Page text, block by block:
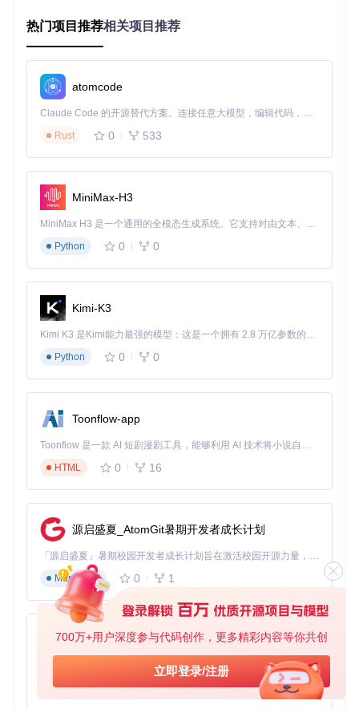
700万+用户深度参与代码创作，更多精彩内容等你共创
立即登录/注册
率
☆
★
性能表现
★★★★
3/5
适用场景
优势：与Windows系统深度集成，无需额外配置
局限：安全风险随时间急剧增加，2025年后将成为攻击目标
第三方模拟器：游戏玩家的优先选择
适用场景：以游戏娱乐为主的使用需求
优势：图形性能优化好，部分产品提供持续更新
局限：缺乏Google服务集成，企业应用兼容性差，商业版存在
订阅成本
WSABuilds：长期使用者的最佳选择
优势：基于官方WSA v2311.40000.5.0构建，保留原生兼容
性，提供每月安全更新
局限：需要基本的PowerShell操作能力，低配置设备可能需要
优化
💡 专家建议：对于企业用户和专业工作者，WSABuilds是唯一
能同时满足安全需求、功能完整性和长期支持的解决方案。其
【实施指南】WSABuilds部署的四阶段实操手
阶段一：环境预检（新手友好度：★★★★☆）
▶️ 系统兼容性检查
按下 Win + R ，输入 winver确认系统版本（需Windows 1
0 2004+或Windows 11）
检查CPU是否支持虚拟化技术：任务管理器→性能→CPU
热门项目推荐相关项目推荐
atomcode
Claude Code 的开源替代方案。连接任意大模型，编辑代码，运行命令，自动验证 — 全自动执行。用 Rust 构建，极致性能。 ｜ An open-source alternative to Claude Code. Connect any LLM, edit code, run commands, and verify changes — autonomously. Built in Rust for speed. Get Started
Rust
0 533
MiniMax-H3
MiniMax H3 是一个通用的全模态生成系统。它支持对由文本、图像、视频和音频组成的多模态上下文进行统一理解，并能生成分辨率高达 2K、时长可达 15 秒的带原生立体声音频的视频。得益于面向任务泛化的系统设计，H3 在预训练阶段就已具备广泛的多模态上下文理解与生成能力，能够出色地执行复杂的多模态指令。
Python
0 0
Kimi-K3
Kimi K3 是Kimi能力最强的模型：这是一个拥有 2.8 万亿参数的混合专家（MoE）模型，具备原生视觉理解能力，并支持 100 万 token 的上下文窗口。
Python
0 0
Toonflow-app
Toonflow 是一款 AI 短剧漫剧工具，能够利用 AI 技术将小说自动转化为剧本，并结合 AI 生成的图片和视频，实现高效的短剧创作。借助 Toonflow，可以轻松完成从文字到影像的全流程，让短剧制作变得更加智能与便捷。
HTML
0 16
源启盛夏_AtomGit暑期开发者成长计划
「源启盛夏」暑期校园开发者成长计划旨在激活校园开源力量，通过积分激励、认证扶持、资源倾斜等形式，引导高校组织和开发者完成「入驻 — 建项目 — 做贡献 — 获认证 — 得资源」的完整闭环。无论你是想带领社团入驻平台的组织者，还是希望用代码贡献证明自己的开发者，都能在这里找到属于你的成长路径。
Markdown
0 1
AionUi
免费、本地、开源的 24/7 全天候 Cowork 应用，以及适用于 Gemini CLI、Claude Code、Codex、OpenCode、Qwen Code、Goose CLI、Auggie 等的 OpenClaw | 🌟 喜欢就点star吧
TypeScript
0 6